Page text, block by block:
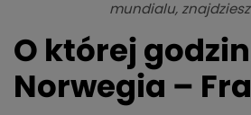
mundialu, znajdziesz
O której
Norwegia –